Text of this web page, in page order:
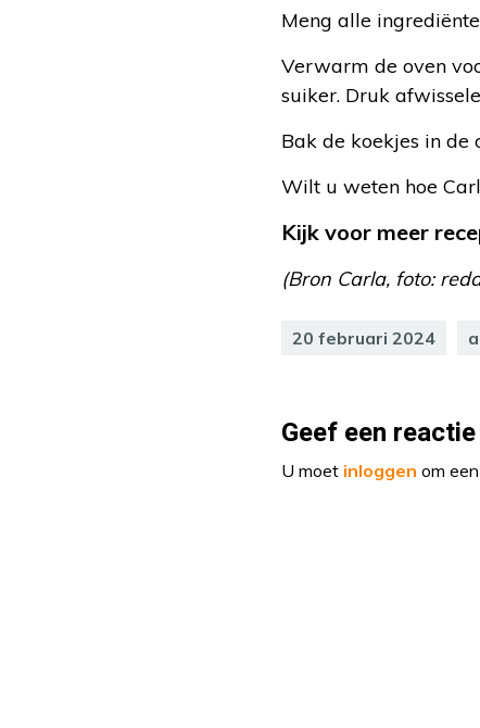
Meng alle
Verwarm de oven
suiker. Druk
Bak de koekjes in de
Wilt u weten hoe
Kijk voor meer
(Bron Carla, foto:
20 februari 2024
Geef een reactie
U moet inloggen om